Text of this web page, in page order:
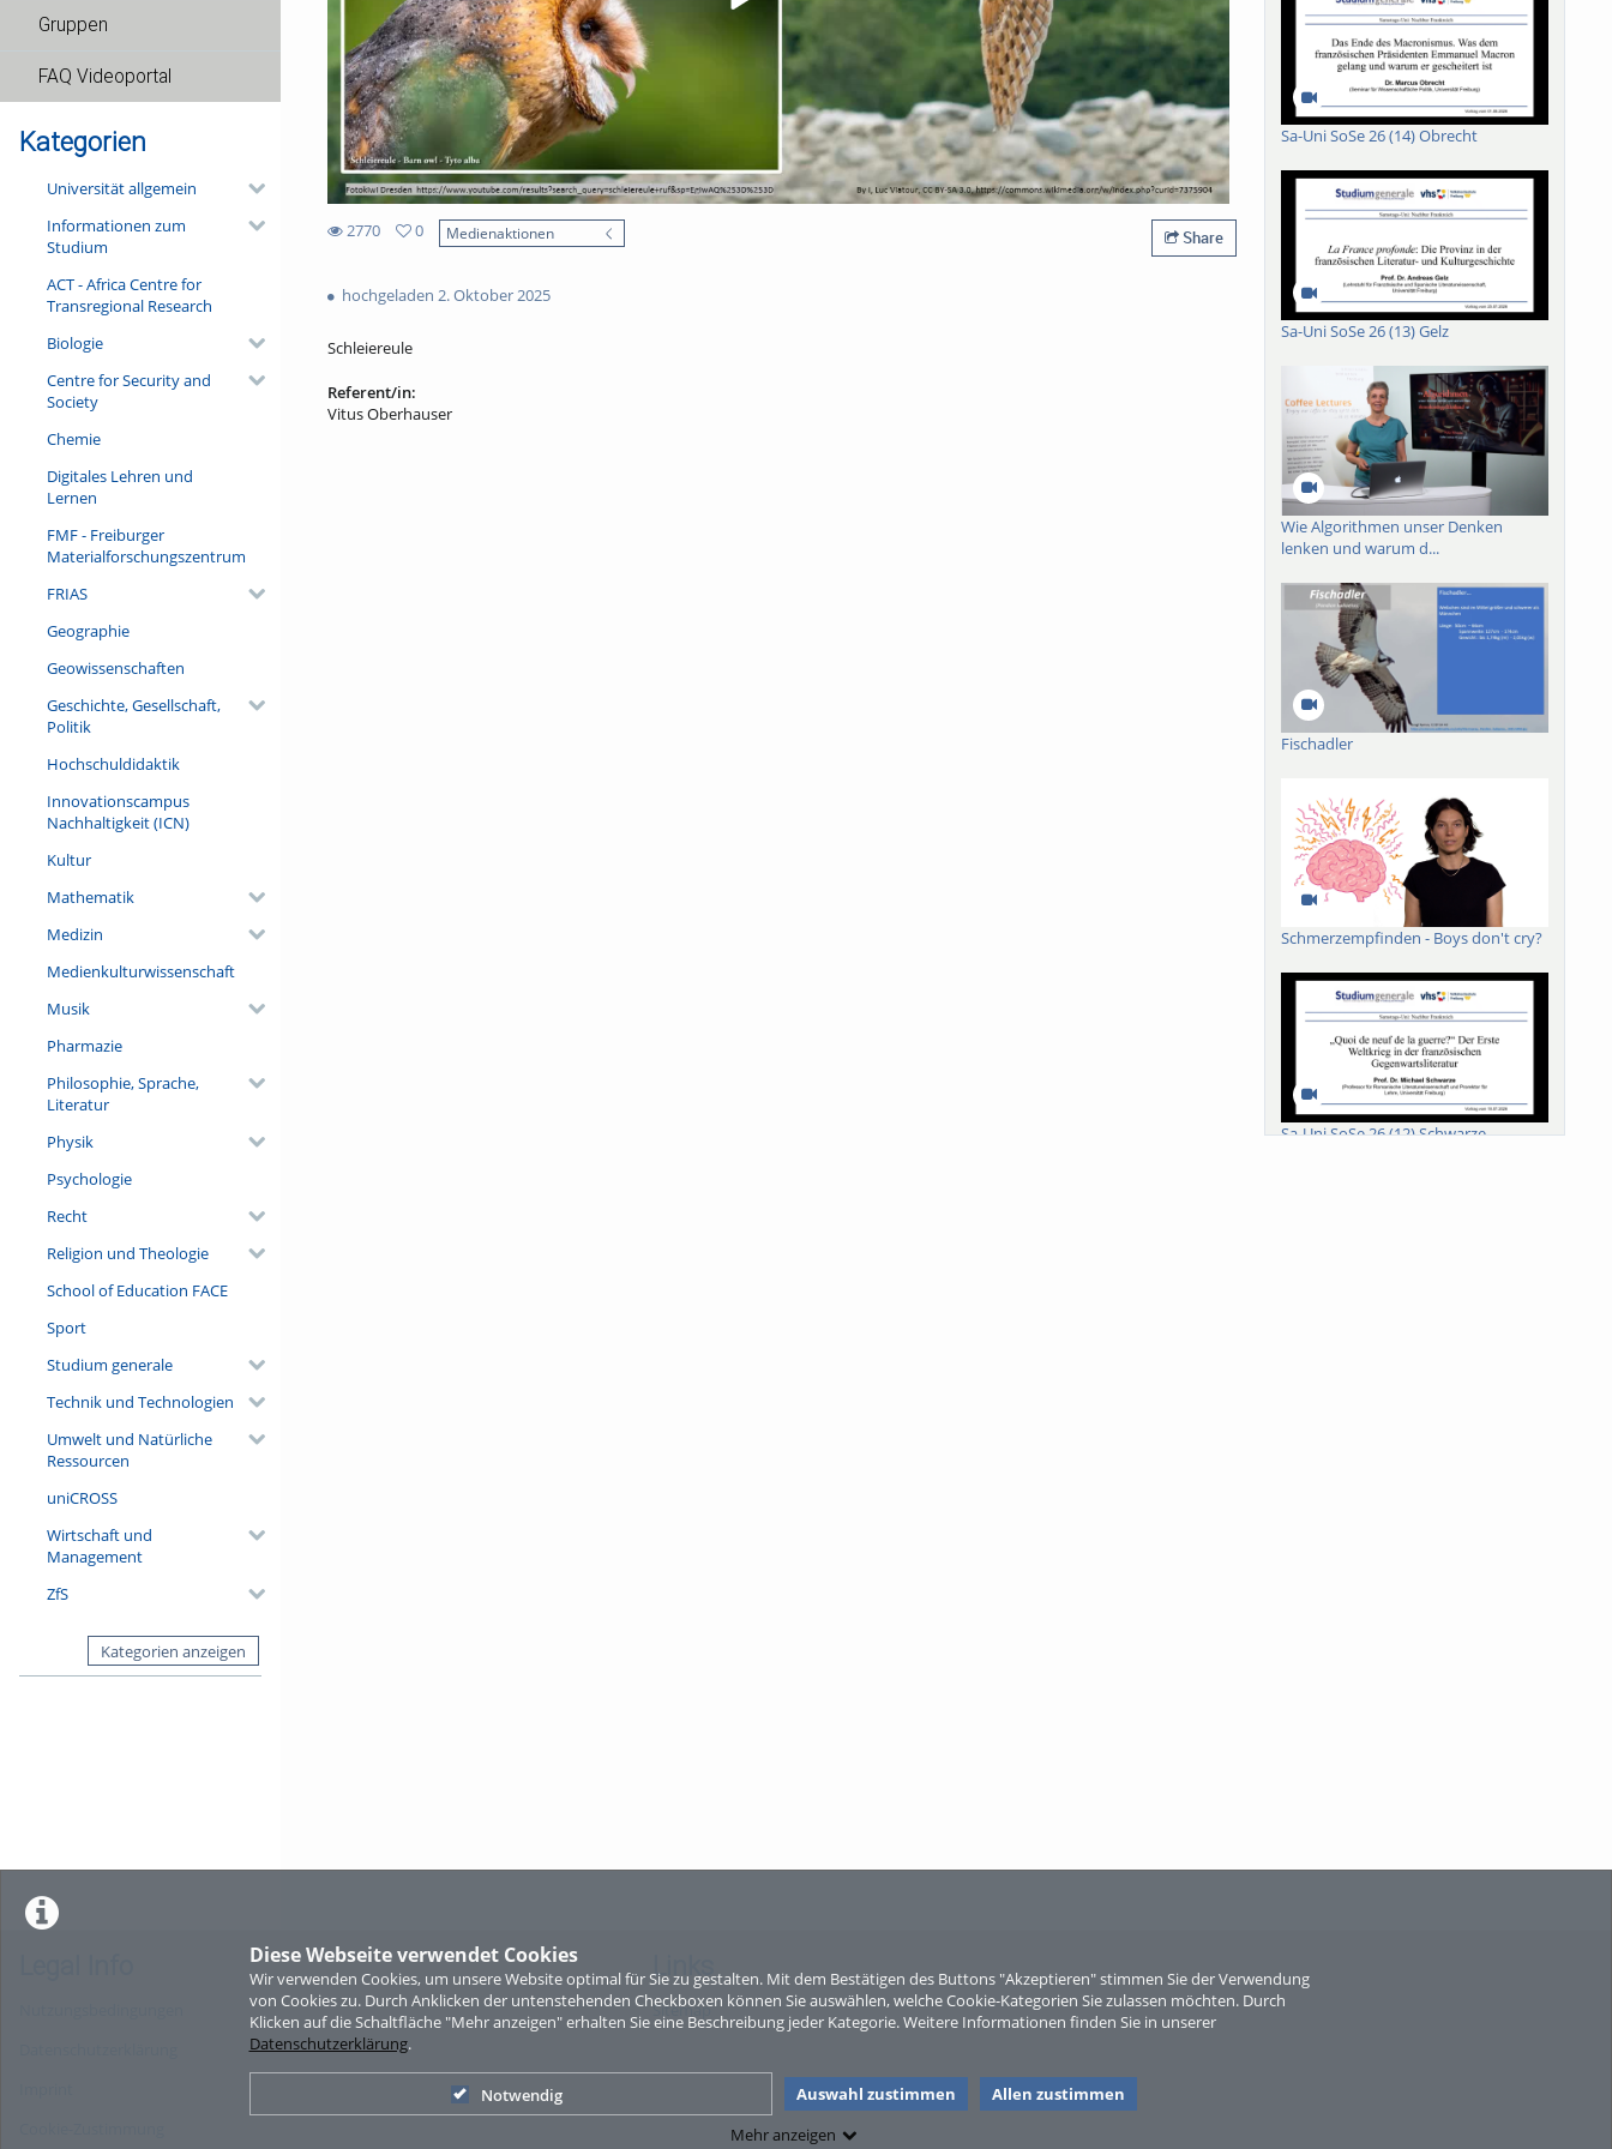
Diese Webseite verwendet Cookies
Wir verwenden Cookies, um unsere Website optimal für Sie zu gestalten. Mit dem Bestätigen des Buttons "Akzeptieren" stimmen Sie der Verwendung
von Cookies zu. Durch Anklicken der untenstehenden Checkboxen können Sie auswählen, welche Cookie-Kategorien Sie zulassen möchten. Durch
Klicken auf die Schaltfläche "Mehr anzeigen" erhalten Sie eine Beschreibung jeder Kategorie. Weitere Informationen finden Sie in unserer
Datenschutzerklärung.
Notwendig Auswahl zustimmen
Allen zustimmen
Mehr anzeigen
Gruppen
FAQ Videoportal
Kategorien
Universität allgemein
Informationen zum
Studium
ACT - Africa Centre for
Transregional Research
Biologie
Centre for Security and
Society
Chemie
Digitales Lehren und
Lernen
FMF - Freiburger
Materialforschungszentrum
FRIAS
Geographie
Geowissenschaften
Geschichte, Gesellschaft,
Politik
Hochschuldidaktik
Innovationscampus
Nachhaltigkeit (ICN)
Kultur
Mathematik
Medizin
Medienkulturwissenschaft
Musik
Pharmazie
Philosophie, Sprache,
Literatur
Physik
Psychologie
Recht
Religion und Theologie
School of Education FACE
Sport
Studium generale
Technik und Technologien
Umwelt und Natürliche
Ressourcen
uniCROSS
Wirtschaft und
Management
ZfS
Kategorien anzeigen
2770
views
0
Medienaktionen Share
hochgeladen 2. Oktober 2025
Schleiereule
Referent/in:
Vitus Oberhauser
Sa-Uni SoSe 26 (14) Obrecht
Sa-Uni SoSe 26 (13) Gelz
Wie Algorithmen unser Denken
lenken und warum d...
Fischadler
Schmerzempfinden - Boys don't cry?
Sa-Uni SoSe 26 (12) Schwarze
Sperber
Links
Sitemap